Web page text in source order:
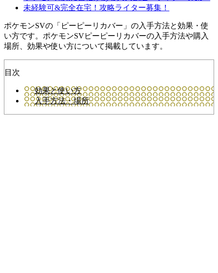
未経験可&完全在宅！攻略ライター募集！
ポケモンSVの「ピーピーリカバー」の入手方法と効果・使
い方です。ポケモンSVピーピーリカバーの入手方法や購入
場所、効果や使い方について掲載しています。
目次
効果と使い方
入手方法・場所